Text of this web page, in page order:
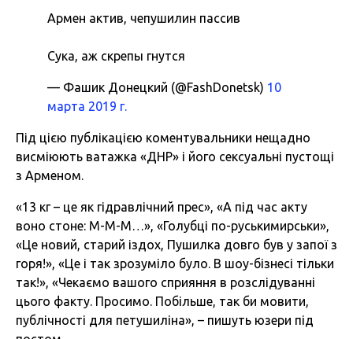
Армен актив, чепушилин пассив
Сука, аж скрепы гнутся
— Фашик Донецкий (@FashDonetsk) 10
марта 2019 г.
Під цією публікацією коментувальники нещадно
висміюють ватажка «ДНР» і його сексуальні пустощі
з Арменом.
«13 кг – це як гідравлічний прес», «А під час акту
воно стоне: М-М-М…», «Голубці по-руськимирськи»,
«Це новий, старий іздох, Пушилка довго був у запої з
горя!», «Це і так зрозуміло було. В шоу-бізнесі тільки
так!», «Чекаємо вашого сприяння в розслідуванні
цього факту. Просимо. Побільше, так би мовити,
публічності для петушиліна», – пишуть юзери під